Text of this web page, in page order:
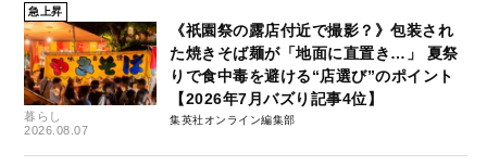
急上昇
暮らし
2026.08.07
《祇園祭の露店付近で撮影？》包装され
た焼きそば麺が「地面に直置き…」 夏祭
りで食中毒を避ける“店選び”のポイント
【2026年7月バズり記事4位】
集英社オンライン編集部